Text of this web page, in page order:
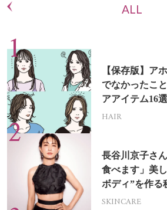
ALL
【保存版】ア
でなかったこ
アアイテム16選
HAIR
長谷川京子さ
食べます」美
ボディ”を作る
SKINCARE